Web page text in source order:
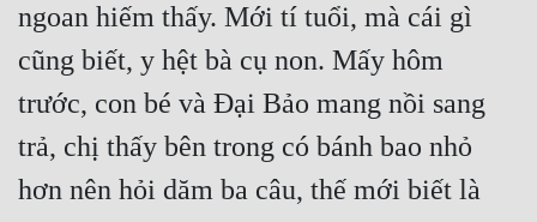
Xuyên Nhanh
Xuyên Sách
Xuyên Thư
Điền Văn
ngoan hiếm thấy. Mới tí tuổi, mà cái gì
cũng biết, y hệt bà cụ non. Mấy hôm
trước, con bé và Đại Bảo mang nồi sang
trả, chị thấy bên trong có bánh bao nhỏ
hơn nên hỏi dăm ba câu, thế mới biết là